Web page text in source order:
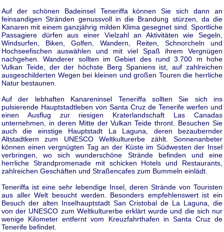
Auf der schönen Badeinsel Teneriffa können Sie sich dann an
feinsandigen Stränden genussvoll in die Brandung stürzen, da die
Kanaren mit einem ganzjährig milden Klima gesegnet sind. Sportliche
Passagiere dürfen aus einer Vielzahl an Aktivitäten wie Segeln,
Windsurfen, Biken, Golfen, Wandern, Reiten, Schnorcheln und
Hochseefischen auswählen und mit viel Spaß ihrem Vergnügen
nachgehen. Wanderer sollten im Gebiet des rund 3.700 m hohe
Vulkan Teide, der der höchste Berg Spaniens ist, auf zahlreichen
ausgeschilderten Wegen bei kleinen und großen Touren die herrliche
Natur bestaunen.
Auf der lebhaften Kanareninsel Teneriffa sollten Sie sich ins
pulsierende Hauptstadtleben von Santa Cruz de Tenerife werfen und
einen Ausflug zur riesigen Kraterlandschaft Las Canadas
unternehmen, in deren Mitte der Vulkan Teide thront. Besuchen Sie
auch die einstige Hauptstadt La Laguna, deren bezaubernder
Altstadtkern zum UNESCO Weltkulturerbe zählt. Sonnenanbeter
können einen vergnügten Tag an der Küste im Südwesten der Insel
verbringen, wo sich wunderschöne Strände befinden und eine
herrliche Strandpromenade mit schicken Hotels und Restaurants,
zahlreichen Geschäften und Straßencafes zum Bummeln einlädt.
Teneriffa ist eine sehr lebendige Insel, deren Strände von Touristen
aus aller Welt besucht werden. Besonders empfehlenswert ist ein
Besuch der alten Inselhauptstadt San Cristobal de La Laguna, die
von der UNESCO zum Weltkulturerbe erklärt wurde und die sich nur
wenige Kilometer entfernt vom Kreuzfahrthafen in Santa Cruz de
Tenerife befindet.